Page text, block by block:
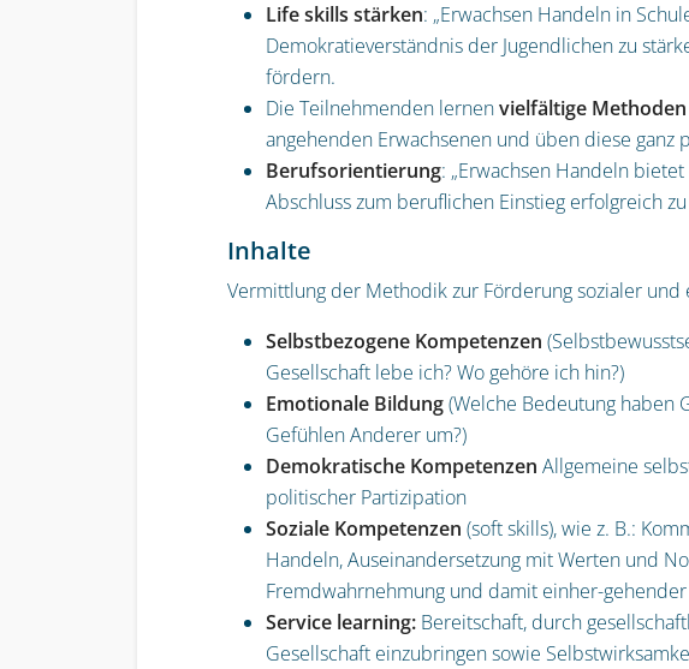
Life skills stärken: „Erwachsen Handeln in
Demokratieverständnis der Jugendlichen zu
fördern.
Die Teilnehmenden lernenvielfältige
angehenden Erwachsenen und üben diese ganz
Berufsorientierung: „Erwachsen Handeln
Abschluss zum beruflichen Einstieg erfolgreich
Inhalte
Vermittlung der Methodik zur Förderung sozialer
Selbstbezogene Kompetenzen
Gesellschaft lebe ich? Wo gehöre ich hin?)
Emotionale Bildung(Welche Bedeutung haben
Gefühlen Anderer um?)
Demokratische Kompetenzen Allgemeine
politischer Partizipation
Soziale Kompetenzen (soft skills), wie z. B.:
Handeln,Auseinandersetzung mit Werten und
Fremdwahrnehmung und damit einher-
Service learning: Bereitschaft, durch
Gesellschaft einzubringen sowie